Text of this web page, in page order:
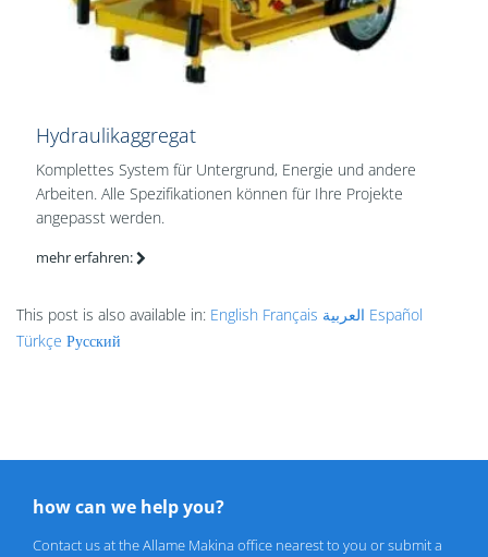
Hydraulikaggregat
Komplettes System für Untergrund, Energie und andere
Arbeiten. Alle Spezifikationen können für Ihre Projekte
angepasst werden.
mehr erfahren:
This post is also available in: English Français العربية Español
Türkçe Русский
how can we help you?
Contact us at the Allame Makina office nearest to you or submit a